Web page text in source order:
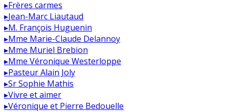
▸Frères carmes
▸Jean-Marc Liautaud
▸M. François Huguenin
▸Mme Marie-Claude Delannoy
▸Mme Muriel Brebion
▸Mme Véronique Westerloppe
▸Pasteur Alain Joly
▸Sr Sophie Mathis
▸Vivre et aimer
▸Véronique et Pierre Bedouelle